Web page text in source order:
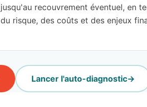
jusqu'au recouvrement éventuel, en
du risque, des coûts et des enjeux
Lancer l'auto-diagnostic